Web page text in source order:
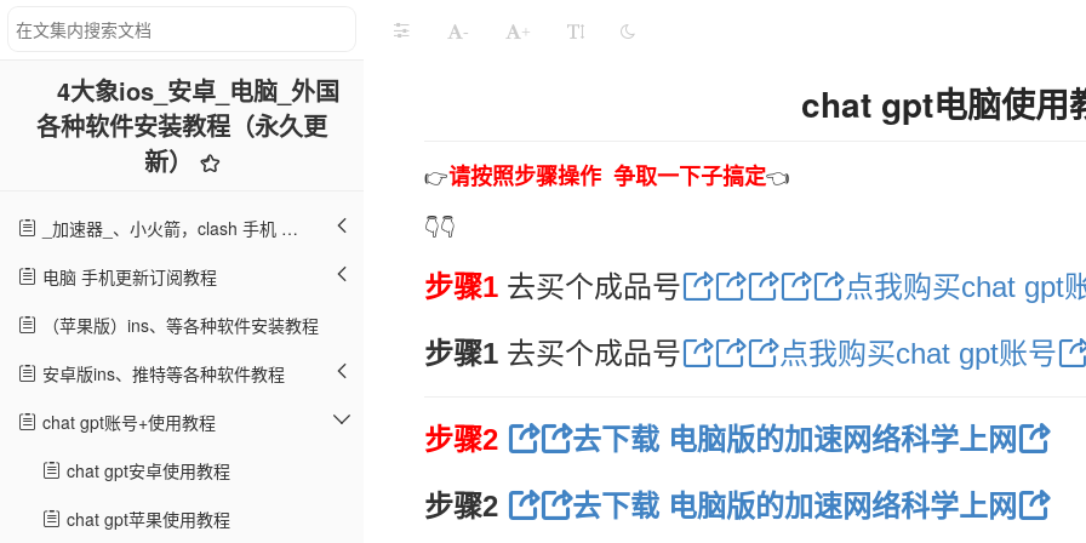
4大象ios_安卓_电脑_外国
各种软件安装教程（永久更
新）
_加速器_、小火箭，clash 手机 电脑 教程：
电脑 手机更新订阅教程
（苹果版）ins、等各种软件安装教程
安卓版ins、推特等各种软件教程
chat gpt账号+使用教程
chat gpt安卓使用教程
chat gpt苹果使用教程
- +
chat gpt电脑使用
👉请按照步骤操作 争取一下子搞定👈
👇👇
步骤1 去买个成品号 点我购买chat gpt
步骤1去买个成品号 点我购买chat gpt账号
步骤2 去下载 电脑版的加速网络科学上网
步骤2 去下载 电脑版的加速网络科学上网